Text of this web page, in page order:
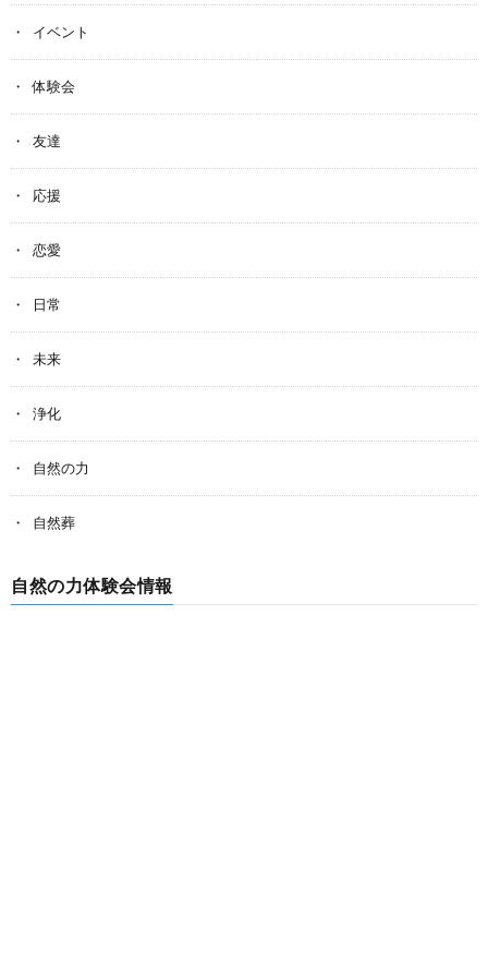
イベント
体験会
友達
応援
恋愛
日常
未来
浄化
自然の力
自然葬
自然の力体験会情報